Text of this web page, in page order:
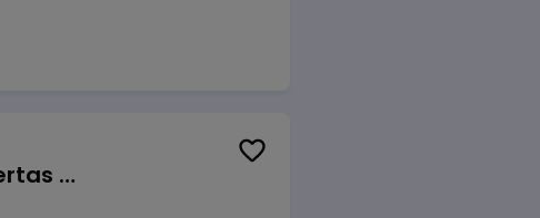
Veiklos užtikrinimo ir atitikties vyr. ekspertas (-ė) (Kaunas) (Kaunas, LT)